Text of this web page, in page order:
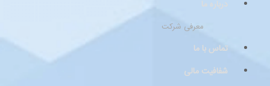
درباره ما
معرفی شرکت
تماس با ما
شفافیت مالی